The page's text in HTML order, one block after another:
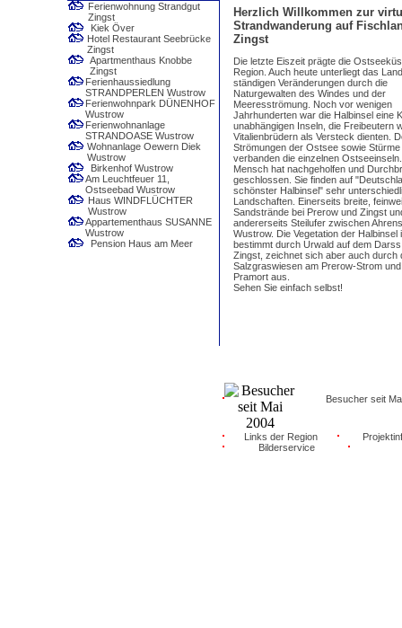
Ferienwohnung Strandgut
Zingst
Kiek Över
Hotel Restaurant Seebrücke
Zingst
Apartmenthaus Knobbe
Zingst
Ferienhaussiedlung
STRANDPERLEN Wustrow
Ferienwohnpark DÜNENHOF
Wustrow
Ferienwohnanlage
STRANDOASE Wustrow
Wohnanlage Oewern Diek
Wustrow
Birkenhof Wustrow
Am Leuchtfeuer 11,
Ostseebad Wustrow
Haus WINDFLÜCHTER
Wustrow
Appartementhaus SUSANNE
Wustrow
Pension Haus am Meer
Herzlich Willkommen zur
Strandwanderung auf
Zingst
Die letzte Eiszeit prägte die
Region. Auch heute unterliegt das Land
ständigen Veränderungen durch die
Naturgewalten des Windes und der
Meeresströmung. Noch vor wenigen
Jahrhunderten war die Halbinsel eine
unabhängigen Inseln, die Freibeutern
Vitalienbrüdern als Versteck dienten.
Strömungen der Ostsee sowie Stürme
verbanden die einzelnen
Mensch hat nachgeholfen und
geschlossen. Sie finden auf
schönster Halbinsel" sehr
Landschaften. Einerseits breite,
Sandstrände bei Prerow und Zingst
andererseits Steilufer zwischen
Wustrow. Die Vegetation der Halbinsel
bestimmt durch Urwald auf dem
Zingst, zeichnet sich aber auch durch
Salzgraswiesen am Prerow-Strom
Pramort aus.
Sehen Sie einfach selbst!
Besucher seit
Links der Region
Bilderservice